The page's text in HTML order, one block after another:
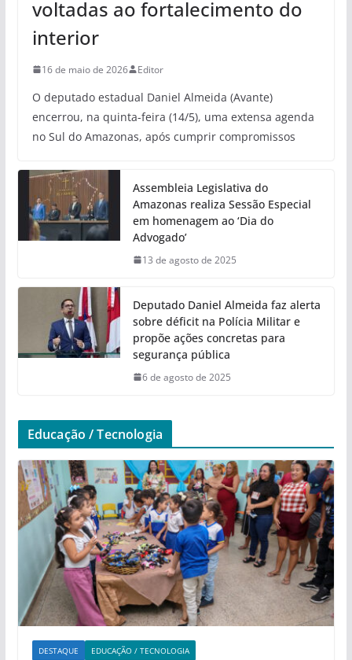
voltadas ao fortalecimento do
interior
16 de maio de 2026 Editor
O deputado estadual Daniel Almeida (Avante)
encerrou, na quinta-feira (14/5), uma extensa agenda
no Sul do Amazonas, após cumprir compromissos
Assembleia Legislativa do
Amazonas realiza Sessão Especial
em homenagem ao ‘Dia do
Advogado’
13 de agosto de 2025
Deputado Daniel Almeida faz alerta
sobre déficit na Polícia Militar e
propõe ações concretas para
segurança pública
6 de agosto de 2025
Educação / Tecnologia
DESTAQUE EDUCAÇÃO / TECNOLOGIA